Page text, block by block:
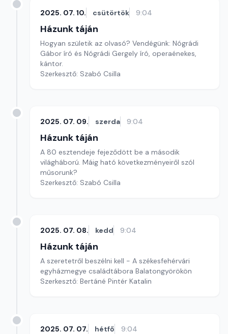
2025. 07. 10. csütörtök 9:04
Házunk táján
Hogyan születik az olvasó? Vendégünk: Nógrádi
Gábor író és Nógrádi Gergely író, operaénekes,
kántor.
Szerkesztő: Szabó Csilla
2025. 07. 09. szerda 9:04
Házunk táján
A 80 esztendeje fejeződött be a második
világháború. Máig ható következményeiről szól
műsorunk?
Szerkesztő: Szabó Csilla
2025. 07. 08. kedd 9:04
Házunk táján
A szeretetről beszélni kell - A székesfehérvári
egyházmegye családtábora Balatongyörökön
Szerkesztő: Bertáné Pintér Katalin
2025. 07. 07. hétfő 9:04